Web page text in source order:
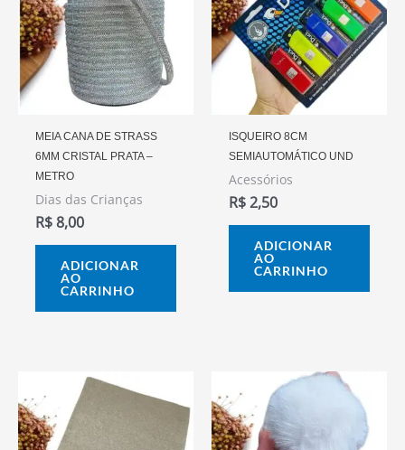
MEIA CANA DE STRASS
6MM CRISTAL PRATA –
METRO
Dias das Crianças
R$8,00
ADICIONAR
AO
CARRINHO
ISQUEIRO 8CM
SEMIAUTOMÁTICO UND
Acessórios
R$2,50
ADICIONAR
AO
CARRINHO